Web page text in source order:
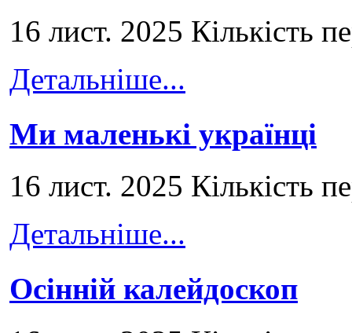
16 лист. 2025 Кількість
Детальніше...
Ми маленькі українці
16 лист. 2025 Кількість
Детальніше...
Осінній калейдоскоп